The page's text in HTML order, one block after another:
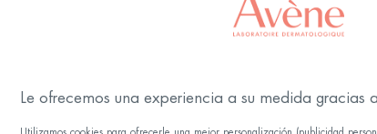
Le ofrecemos una experiencia a su medida gracias